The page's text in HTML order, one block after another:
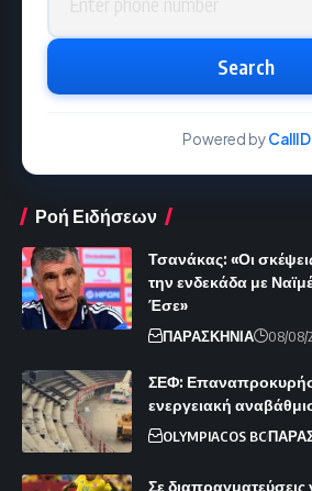
Search
Powered byCallID
Ροή Ειδήσεων
Τσανάκας: «Οι
την ενδεκάδα με
Έσε»
ΠΑΡΑΣΚΗΝΙΑ 08/08/
ΣΕΦ:
ενεργειακή
OLYMPIACOS BC
Σε διαπραγματεύσεις